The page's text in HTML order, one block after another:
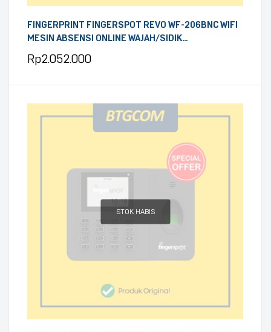
FINGERPRINT FINGERSPOT REVO WF-206BNC WIFI
MESIN ABSENSI ONLINE WAJAH/SIDIK
INTERNAL
Rp2.052.000
STOK HABIS